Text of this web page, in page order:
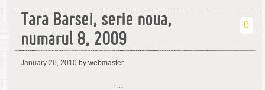
Tara Barsei, serie noua,
numarul 8, 2009
0
January 26, 2010 by webmaster